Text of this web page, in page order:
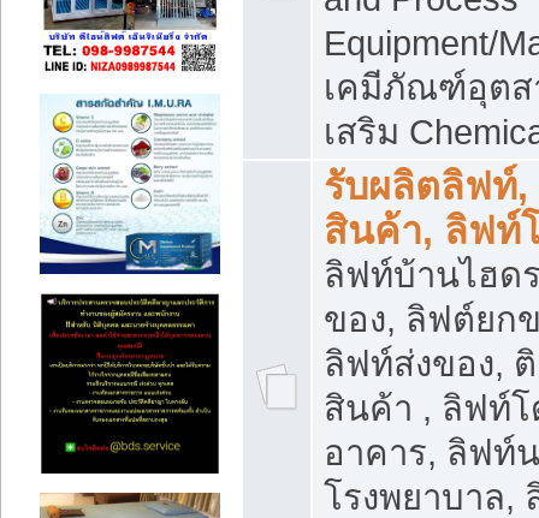
Equipment/
เคมีภัณฑ์อุตส
เสริม
รับผลิตลิฟท์
สินค้า, ลิฟท์
ลิฟท์บ้านไฮด
ของ, ลิฟต์ยก
ลิฟท์ส่งของ,
สินค้า , ลิฟท์
อาคาร, ลิฟท์
โรงพยาบาล,